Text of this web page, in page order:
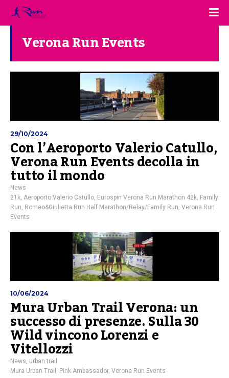
Verona Run Events
29/10/2024
Con l’Aeroporto Valerio Catullo,
Verona Run Events decolla in
tutto il mondo
News
21k Aeroporto Valerio Catullo Eurospin Verona Run Marathon 42k Family
Run Romeo&Giulietta Run Half Marathon/Relay/Family Run Verona Run
Events
10/06/2024
Mura Urban Trail Verona: un
successo di presenze. Sulla 30
Wild vincono Lorenzi e
Vitellozzi
News, urban trail
Mura Urban Trail , Pink Ambassador, Verona Run Events